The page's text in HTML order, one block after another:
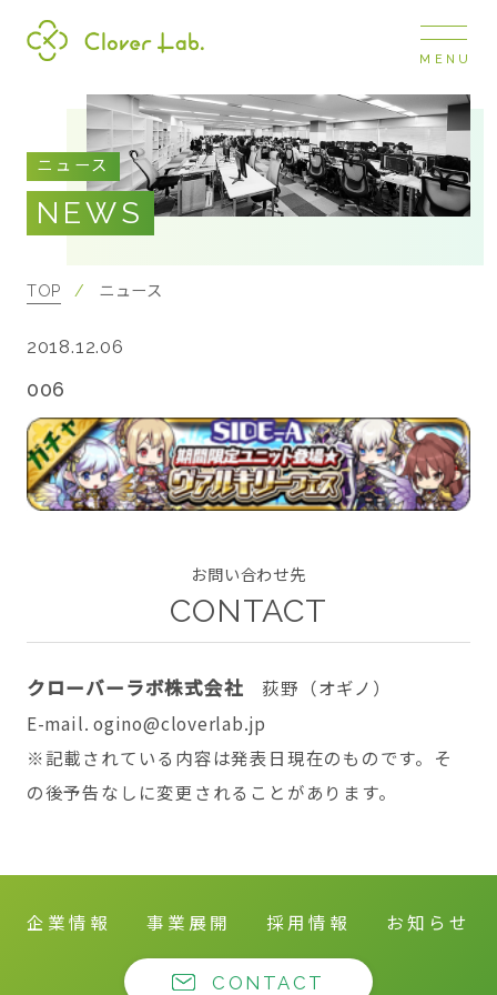
COMPANY
企業情報
ナビ
事業展開
RECRUIT
採用情報
NEWS
お知らせ
CONTACT
twitter facebook instagram
MENU
ニュース
NEWS
TOP ニュース
006
2018.12.06
お問い合わせ先
CONTACT
クローバーラボ株式会社 荻野（オギノ）
E-mail. ogino@cloverlab.jp
※記載されている内容は発表日現在のものです。そ
の後予告なしに変更されることがあります。
企業情報 事業展開 採用情報 お知らせ
CONTACT